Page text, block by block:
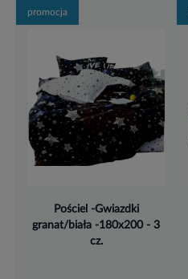
Pościel -Gwiazdki
granat/biała -180x200 - 3
cz.
promocja